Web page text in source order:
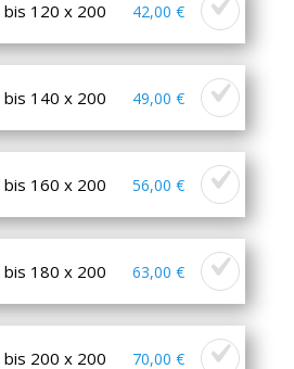
120 x 200 42,00 €
140 x 200 49,00 €
160 x 200 56,00 €
180 x 200 63,00 €
200 x 200 70,00 €